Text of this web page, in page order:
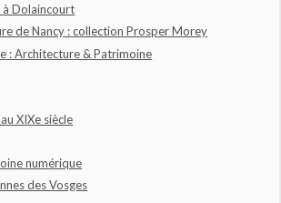
à Dolaincourt
de Nancy : collection Prosper Morey
: Architecture & Patrimoine
XIXe siècle
numérique
des Vosges